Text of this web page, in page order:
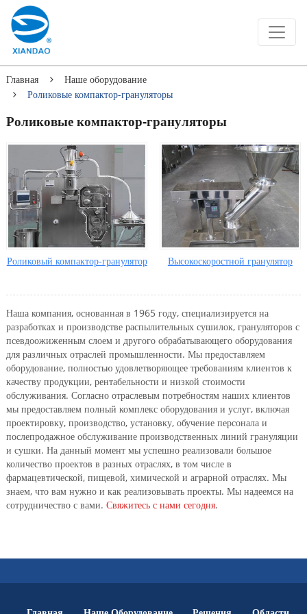
Главная
Наше оборудование
Роликовые компактор-грануляторы
Роликовые компактор-грануляторы
Роликовый компактор-гранулятор Высокоскоростной гранулятор
Наша компания, основанная в 1965 году, специализируется на
разработках и производстве распылительных сушилок, грануляторов с
псевдоожиженным слоем и другого обрабатывающего оборудования
для различных отраслей промышленности. Мы предоставляем
оборудование, полностью удовлетворяющее требованиям клиентов к
качеству продукции, рентабельности и низкой стоимости
обслуживания. Согласно отраслевым потребностям наших клиентов
мы предоставляем полный комплекс оборудования и услуг, включая
проектировку, производство, установку, обучение персонала и
послепродажное обслуживание производственных линий грануляции
и сушки. На данный момент мы успешно реализовали большое
количество проектов в разных отраслях, в том числе в
фармацевтической, пищевой, химической и аграрной отраслях. Мы
знаем, что вам нужно и как реализовывать проекты. Мы надеемся на
сотрудничество с вами. Свяжитесь с нами сегодня.